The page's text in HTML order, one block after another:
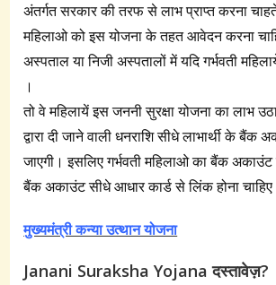
अंतर्गत सरकार की तरफ से लाभ प्राप्त करना
महिलाओ को इस योजना के तहत आवेदन करना
अस्पताल या निजी अस्पतालों में यदि गर्भवती
।
तो वे महिलायें इस जननी सुरक्षा योजना का लाभ
द्वारा दी जाने वाली धनराशि सीधे लाभार्थी के बैंक
जाएगी। इसलिए गर्भवती महिलाओ का बैंक अकाउंट
बैंक अकाउंट सीधे आधार कार्ड से लिंक होना चाहिए
मुख्यमंत्री कन्या उत्थान योजना
Janani Suraksha Yojana दस्तावेज़?